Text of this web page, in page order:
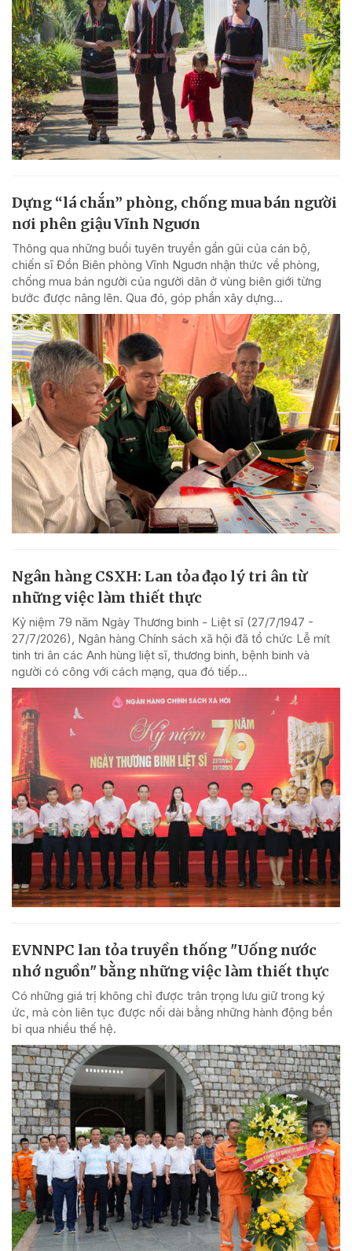
Dựng “lá chắn” phòng, chống mua bán người
nơi phên giậu Vĩnh Nguơn
Thông qua những buổi tuyên truyền gần gũi của cán bộ,
chiến sĩ Đồn Biên phòng Vĩnh Nguơn nhận thức về phòng,
chống mua bán người của người dân ở vùng biên giới từng
bước được nâng lên. Qua đó, góp phần xây dựng...
Ngân hàng CSXH: Lan tỏa đạo lý tri ân từ
những việc làm thiết thực
Kỷ niệm 79 năm Ngày Thương binh - Liệt sĩ (27/7/1947 -
27/7/2026), Ngân hàng Chính sách xã hội đã tổ chức Lễ mít
tinh tri ân các Anh hùng liệt sĩ, thương binh, bệnh binh và
người có công với cách mạng, qua đó tiếp...
EVNNPC lan tỏa truyền thống "Uống nước
nhớ nguồn" bằng những việc làm thiết thực
Có những giá trị không chỉ được trân trọng lưu giữ trong ký
ức, mà còn liên tục được nối dài bằng những hành động bền
bỉ qua nhiều thế hệ.